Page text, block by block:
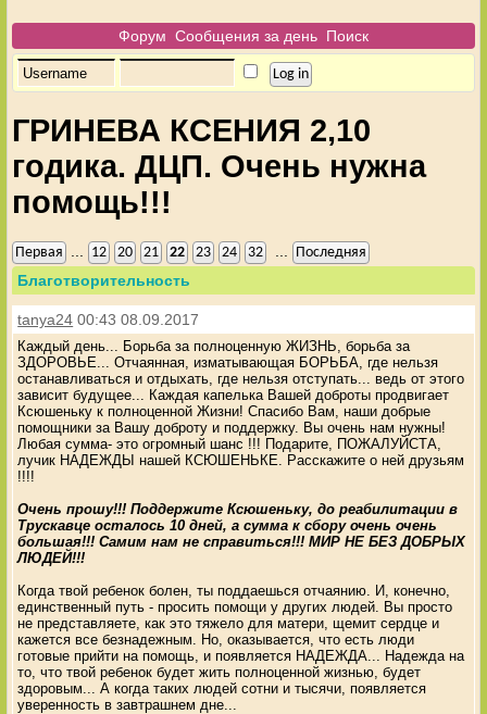
Форум Сообщения за день Поиск
ГРИНЕВА КСЕНИЯ 2,10
годика. ДЦП. Очень нужна
помощь!!!
Первая 12 20 21 22 23 24 32 Последняя
Благотворительность
tanya24 00:43 08.09.2017
Каждый день... Борьба за полноценную ЖИЗНЬ, борьба за
ЗДОРОВЬЕ... Отчаянная, изматывающая БОРЬБА, где нельзя
останавливаться и отдыхать, где нельзя отступать... ведь от этого
зависит будущее... Каждая капелька Вашей доброты продвигает
Ксюшеньку к полноценной Жизни! Спасибо Вам, наши добрые
помощники за Вашу доброту и поддержку. Вы очень нам нужны!
Любая сумма- это огромный шанс !!! Подарите, ПОЖАЛУЙСТА,
лучик НАДЕЖДЫ нашей КСЮШЕНЬКЕ. Расскажите о ней друзьям
!!!!
Очень прошу!!! Поддержите Ксюшеньку, до реабилитации в
Трускавце осталось 10 дней, а сумма к сбору очень очень
большая!!! Самим нам не справиться!!! МИР НЕ БЕЗ ДОБРЫХ
ЛЮДЕЙ!!!
Когда твой ребенок болен, ты поддаешься отчаянию. И, конечно,
единственный путь - просить помощи у других людей. Вы просто
не представляете, как это тяжело для матери, щемит сердце и
кажется все безнадежным. Но, оказывается, что есть люди
готовые прийти на помощь, и появляется НАДЕЖДА... Надежда на
то, что твой ребенок будет жить полноценной жизнью, будет
здоровым... А когда таких людей сотни и тысячи, появляется
уверенность в завтрашнем дне...